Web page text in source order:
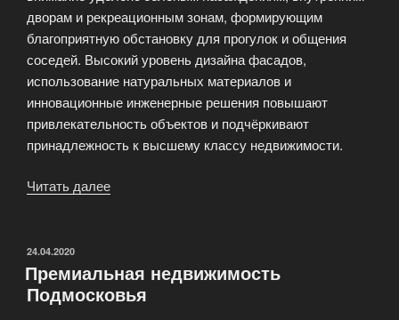
дворам и рекреационным зонам, формирующим
благоприятную обстановку для прогулок и общения
соседей. Высокий уровень дизайна фасадов,
использование натуральных материалов и
инновационные инженерные решения повышают
привлекательность объектов и подчёркивают
принадлежность к высшему классу недвижимости.
Читать далее
комплексов
премиум-
ОПУБЛИКОВАНО
24.04.2020
Премиальная недвижимость
Подмосковья